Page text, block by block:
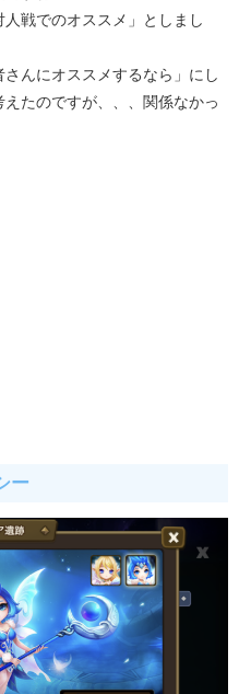
戦でのオススメ」としまし
さんにオススメするなら」にし
たのですが、、、関係なかっ
ー